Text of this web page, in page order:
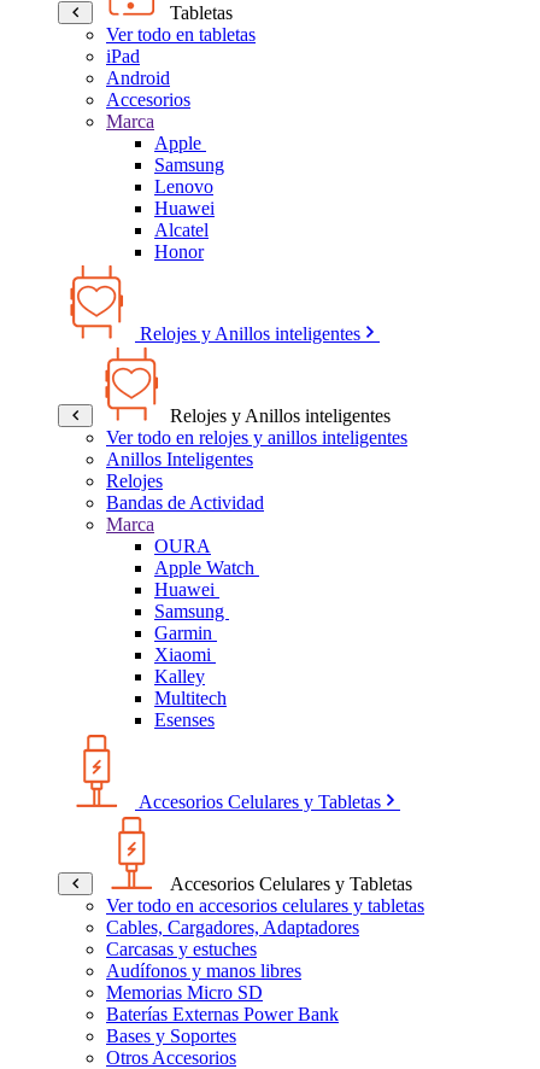
Tabletas
Ver todo en tabletas
iPad
Android
Accesorios
Marca
Apple
Samsung
Lenovo
Huawei
Alcatel
Honor
Relojes y Anillos inteligentes
Relojes y Anillos inteligentes
Ver todo en relojes y anillos inteligentes
Anillos Inteligentes
Relojes
Bandas de Actividad
Marca
OURA
Apple Watch
Huawei
Samsung
Garmin
Xiaomi
Kalley
Multitech
Esenses
Accesorios Celulares y Tabletas
Accesorios Celulares y Tabletas
Ver todo en accesorios celulares y tabletas
Cables, Cargadores, Adaptadores
Carcasas y estuches
Audífonos y manos libres
Memorias Micro SD
Baterías Externas Power Bank
Bases y Soportes
Otros Accesorios